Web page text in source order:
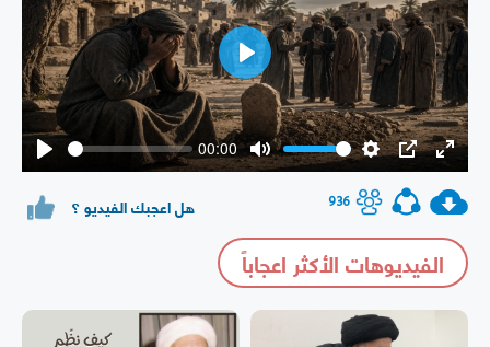
Play
00:00
Mute
Settings
PIP Enter
Play
936 هل اعجبك الفيديو ؟
الفيديوهات الأكثر اعجاباً